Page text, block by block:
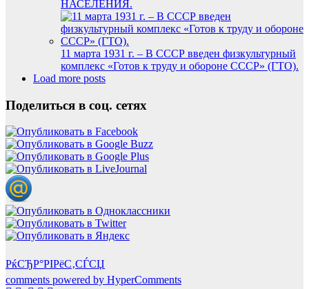
НАСЕЛЕНИЯ.
11 марта 1931 г. – В СССР введен физкультурный
комплекс «Готов к труду и обороне СССР» (ГТО).
Load more posts
Поделиться в соц. сетях
РќСЂР°РІРёС‚СЃСЏ
comments powered by HyperComments